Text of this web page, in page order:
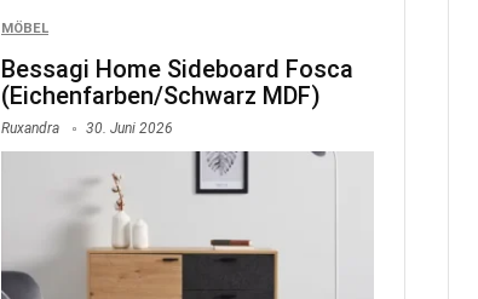
MÖBEL
Bessagi Home Sideboard Fosca
(Eichenfarben/Schwarz MDF)
Ruxandra 30. Juni 2026